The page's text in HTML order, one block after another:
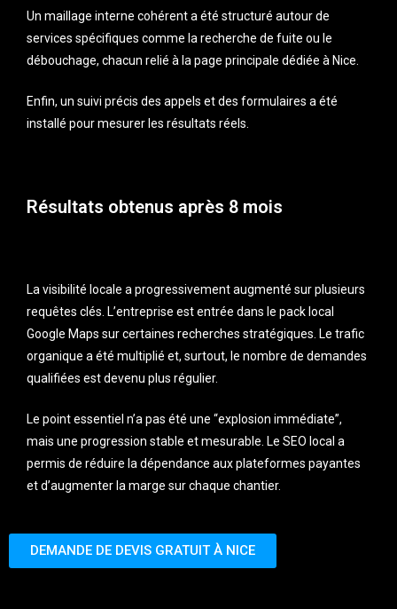
Un maillage interne cohérent a été structuré autour de
services spécifiques comme la recherche de fuite ou le
débouchage, chacun relié à la page principale dédiée à Nice.
Enfin, un suivi précis des appels et des formulaires a été
installé pour mesurer les résultats réels.
Résultats obtenus après 8 mois
La visibilité locale a progressivement augmenté sur plusieurs
requêtes clés. L’entreprise est entrée dans le pack local
Google Maps sur certaines recherches stratégiques. Le trafic
organique a été multiplié et, surtout, le nombre de demandes
qualifiées est devenu plus régulier.
Le point essentiel n’a pas été une “explosion immédiate”,
mais une progression stable et mesurable. Le SEO local a
permis de réduire la dépendance aux plateformes payantes
et d’augmenter la marge sur chaque chantier.
DEMANDE DE DEVIS GRATUIT À NICE